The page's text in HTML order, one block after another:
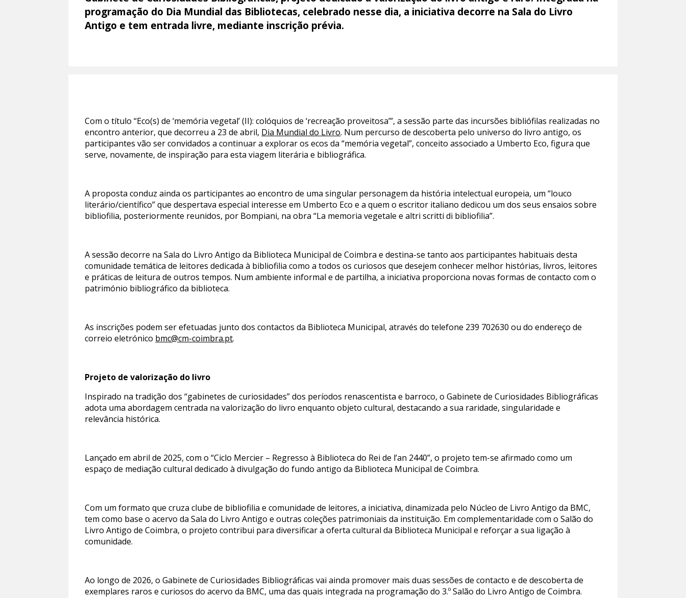
programação do Dia Mundial das Bibliotecas, celebrado nesse dia, a iniciativa decorre na Sala do Livro
Antigo e tem entrada livre, mediante inscrição prévia.
Com o título “Eco(s) de ‘memória vegetal’ (II): colóquios de ‘recreação proveitosa’”, a sessão parte das incursões bibliófilas realizadas no
encontro anterior, que decorreu a 23 de abril, Dia Mundial do Livro. Num percurso de descoberta pelo universo do livro antigo, os
participantes vão ser convidados a continuar a explorar os ecos da “memória vegetal”, conceito associado a Umberto Eco, figura que
serve, novamente, de inspiração para esta viagem literária e bibliográfica.
A proposta conduz ainda os participantes ao encontro de uma singular personagem da história intelectual europeia, um “louco
literário/científico” que despertava especial interesse em Umberto Eco e a quem o escritor italiano dedicou um dos seus ensaios sobre
bibliofilia, posteriormente reunidos, por Bompiani, na obra “La memoria vegetale e altri scritti di bibliofilia”.
A sessão decorre na Sala do Livro Antigo da Biblioteca Municipal de Coimbra e destina-se tanto aos participantes habituais desta
comunidade temática de leitores dedicada à bibliofilia como a todos os curiosos que desejem conhecer melhor histórias, livros, leitores
e práticas de leitura de outros tempos. Num ambiente informal e de partilha, a iniciativa proporciona novas formas de contacto com o
património bibliográfico da biblioteca.
As inscrições podem ser efetuadas junto dos contactos da Biblioteca Municipal, através do telefone 239 702630 ou do endereço de
correio eletrónico bmc@cm-coimbra.pt.
Projeto de valorização do livro
Inspirado na tradição dos “gabinetes de curiosidades” dos períodos renascentista e barroco, o Gabinete de Curiosidades Bibliográficas
adota uma abordagem centrada na valorização do livro enquanto objeto cultural, destacando a sua raridade, singularidade e
relevância histórica.
Lançado em abril de 2025, com o “Ciclo Mercier – Regresso à Biblioteca do Rei de l’an 2440”, o projeto tem-se afirmado como um
espaço de mediação cultural dedicado à divulgação do fundo antigo da Biblioteca Municipal de Coimbra.
Com um formato que cruza clube de bibliofilia e comunidade de leitores, a iniciativa, dinamizada pelo Núcleo de Livro Antigo da BMC,
tem como base o acervo da Sala do Livro Antigo e outras coleções patrimoniais da instituição. Em complementaridade com o Salão do
Livro Antigo de Coimbra, o projeto contribui para diversificar a oferta cultural da Biblioteca Municipal e reforçar a sua ligação à
comunidade.
Ao longo de 2026, o Gabinete de Curiosidades Bibliográficas vai ainda promover mais duas sessões de contacto e de descoberta de
exemplares raros e curiosos do acervo da BMC, uma das quais integrada na programação do 3.º Salão do Livro Antigo de Coimbra.